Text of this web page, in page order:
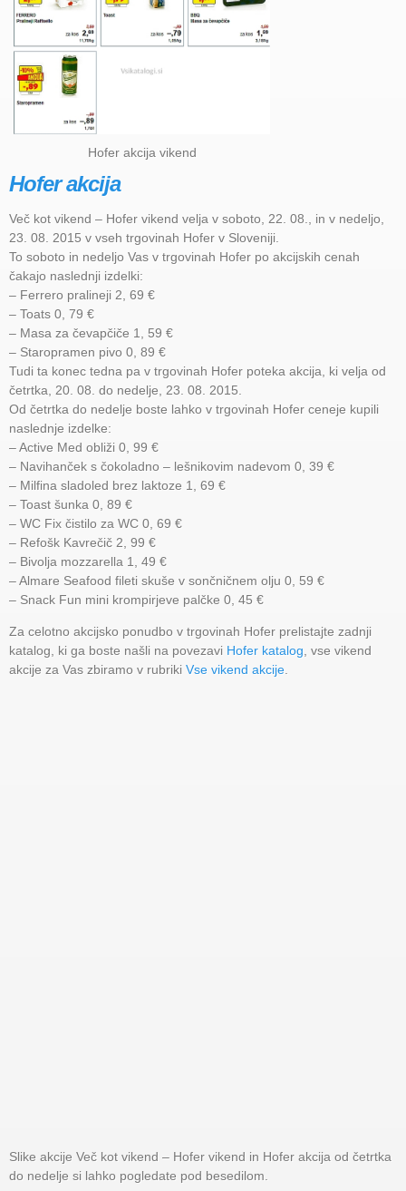
Hofer akcija vikend
Hofer akcija
Več kot vikend – Hofer vikend velja v soboto, 22. 08., in v nedeljo,
23. 08. 2015 v vseh trgovinah Hofer v Sloveniji.
To soboto in nedeljo Vas v trgovinah Hofer po akcijskih cenah
čakajo naslednji izdelki:
– Ferrero pralineji 2, 69 €
– Toats 0, 79 €
– Masa za čevapčiče 1, 59 €
– Staropramen pivo 0, 89 €
Tudi ta konec tedna pa v trgovinah Hofer poteka akcija, ki velja od
četrtka, 20. 08. do nedelje, 23. 08. 2015.
Od četrtka do nedelje boste lahko v trgovinah Hofer ceneje kupili
naslednje izdelke:
– Active Med obliži 0, 99 €
– Navihanček s čokoladno – lešnikovim nadevom 0, 39 €
– Milfina sladoled brez laktoze 1, 69 €
– Toast šunka 0, 89 €
– WC Fix čistilo za WC 0, 69 €
– Refošk Kavrečič 2, 99 €
– Bivolja mozzarella 1, 49 €
– Almare Seafood fileti skuše v sončničnem olju 0, 59 €
– Snack Fun mini krompirjeve palčke 0, 45 €
Za celotno akcijsko ponudbo v trgovinah Hofer prelistajte zadnji
katalog, ki ga boste našli na povezavi Hofer katalog , vse vikend
akcije za Vas zbiramo v rubriki Vse vikend akcije
Slike akcije Več kot vikend – Hofer vikend in Hofer akcija od četrtka
do nedelje si lahko pogledate pod besedilom.